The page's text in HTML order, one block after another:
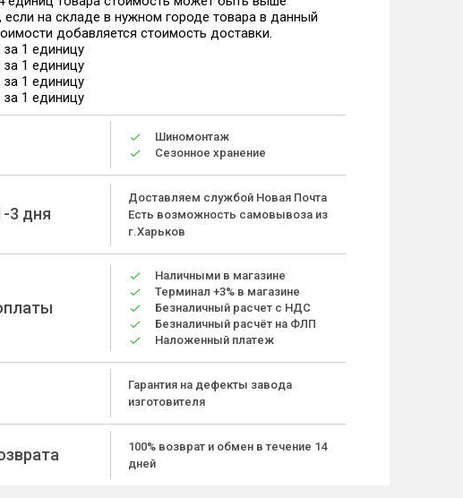
если на складе в нужном городе товара в данный
добавляется стоимость доставки.
за 1 единицу
за 1 единицу
за 1 единицу
за 1 единицу
Шиномонтаж
Сезонное хранение
3 дня
Доставляем службой Новая Почта
Есть возможность самовывоза из
г.Харьков
Наличными в магазине
Терминал +3% в магазине
Безналичный расчет с НДС
Безналичный расчёт на ФЛП
Наложенный платеж
Гарантия на дефекты завода
изготовителя
100% возврат и обмен в течение 14
дней